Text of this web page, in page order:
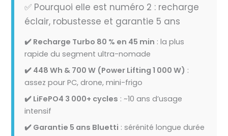
✅ Pourquoi elle est numéro 2 : recharge
éclair, robustesse et garantie 5 ans
✔️ Recharge Turbo 80 % en 45 min : la plus
rapide du segment ultra-nomade
✔️ 448 Wh & 700 W (Power Lifting 1 000 W) :
assez pour PC, drone, mini-frigo
✔️ LiFePO4 3 000+ cycles : ~10 ans d’usage
intensif
✔️ Garantie 5 ans Bluetti : sérénité longue durée